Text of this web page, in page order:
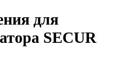
для
SECUR